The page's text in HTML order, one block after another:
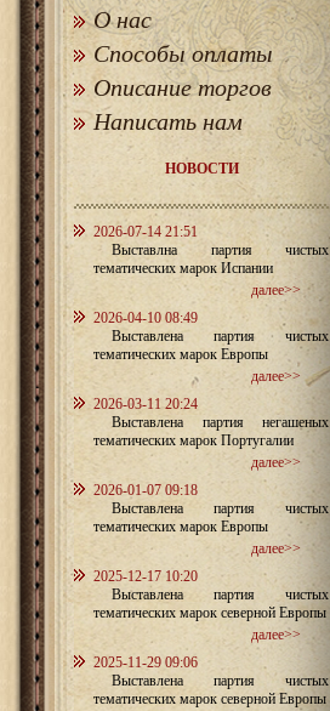
О нас
Способы оплаты
Описание торгов
Написать нам
НОВОСТИ
2026-07-14 21:51
Выставлна партия чистых
тематических марок Испании
далее>>
2026-04-10 08:49
Выставлена партия чистых
тематических марок Европы
далее>>
2026-03-11 20:24
Выставлена партия негашеных
тематических марок Португалии
далее>>
2026-01-07 09:18
Выставлена партия чистых
тематических марок Европы
далее>>
2025-12-17 10:20
Выставлена партия чистых
тематических марок северной Европы
далее>>
2025-11-29 09:06
Выставлена партия чистых
тематических марок северной Европы